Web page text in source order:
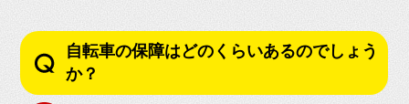
自転車の保障はどのくらいあるのでしょう
か？